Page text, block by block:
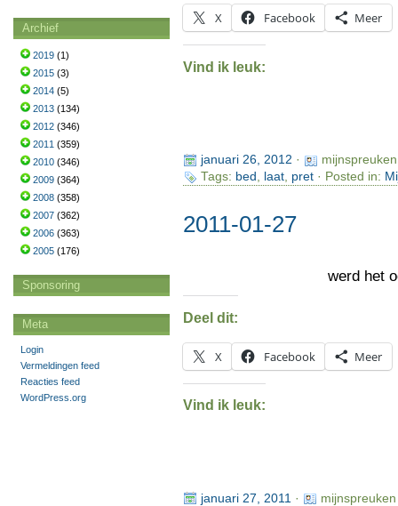
X Facebook Meer
Vind ik leuk:
januari 26, 2012 ·
Tags: bed , laat, pret· Posted in:
2011-01-27
werd het
Deel dit:
X Facebook Meer
Vind ik leuk:
januari 27, 2011 ·
Archief
2019 (1)
2015 (3)
2014 (5)
2013 (134)
2012 (346)
2011 (359)
2010 (346)
2009 (364)
2008 (358)
2007 (362)
2006 (363)
2005 (176)
Sponsoring
Meta
Login
Vermeldingen feed
Reacties feed
WordPress.org